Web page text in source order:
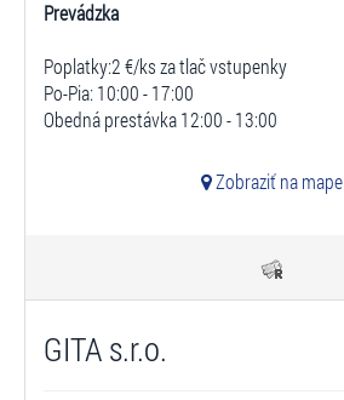
Prevádzka
Poplatky:2 €/ks za tlač vstupenky
Po-Pia: 10:00 - 17:00
Obedná prestávka 12:00 - 13:00
Zobraziť na mape
GITA s.r.o.